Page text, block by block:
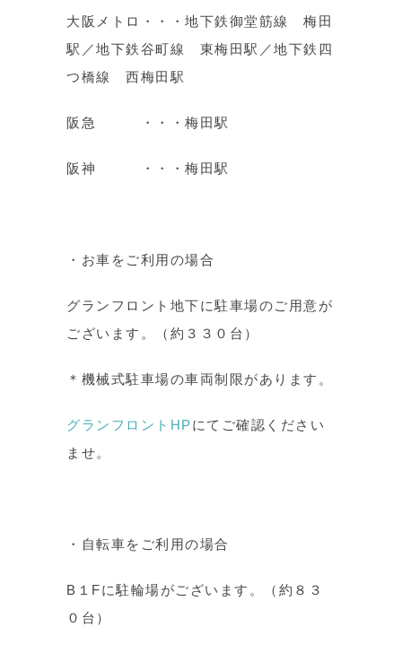
大阪メトロ・・・地下鉄御堂筋線 梅田
駅／地下鉄谷町線 東梅田駅／地下鉄四
つ橋線 西梅田駅
阪急 ・・・梅田駅
阪神 ・・・梅田駅
・お車をご利用の場合
グランフロント地下に駐車場のご用意が
ございます。（約３３０台）
＊機械式駐車場の車両制限があります。
グランフロントHPにてご確認ください
ませ。
・自転車をご利用の場合
B１Fに駐輪場がございます。（約８３
０台）